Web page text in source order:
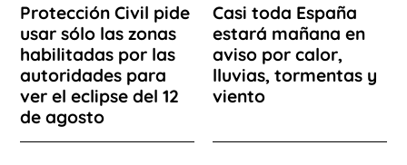
Protección Civil pide
usar sólo las zonas
habilitadas por las
autoridades para
ver el eclipse del 12
de agosto
Casi toda España
estará mañana en
aviso por calor,
lluvias, tormentas y
viento